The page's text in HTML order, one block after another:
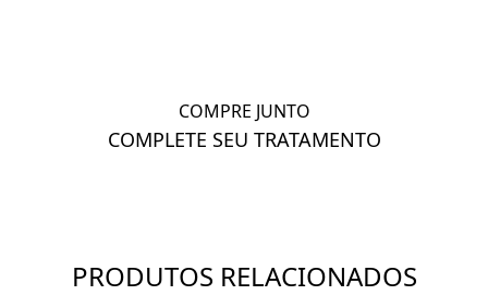
COMPRE JUNTO
COMPLETE SEU TRATAMENTO
PRODUTOS RELACIONADOS